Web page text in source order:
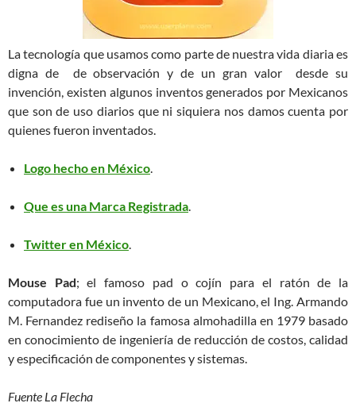
La tecnología que usamos como parte de nuestra vida diaria es
digna de de observación y de un gran valor desde su
invención, existen algunos inventos generados por Mexicanos
que son de uso diarios que ni siquiera nos damos cuenta por
quienes fueron inventados.
Logo hecho en México.
Que es una Marca Registrada.
Twitter en México.
Mouse Pad; el famoso pad o cojín para el ratón de la
computadora fue un invento de un Mexicano, el Ing. Armando
M. Fernandez rediseño la famosa almohadilla en 1979 basado
en conocimiento de ingeniería de reducción de costos, calidad
y especificación de componentes y sistemas.
Fuente La Flecha